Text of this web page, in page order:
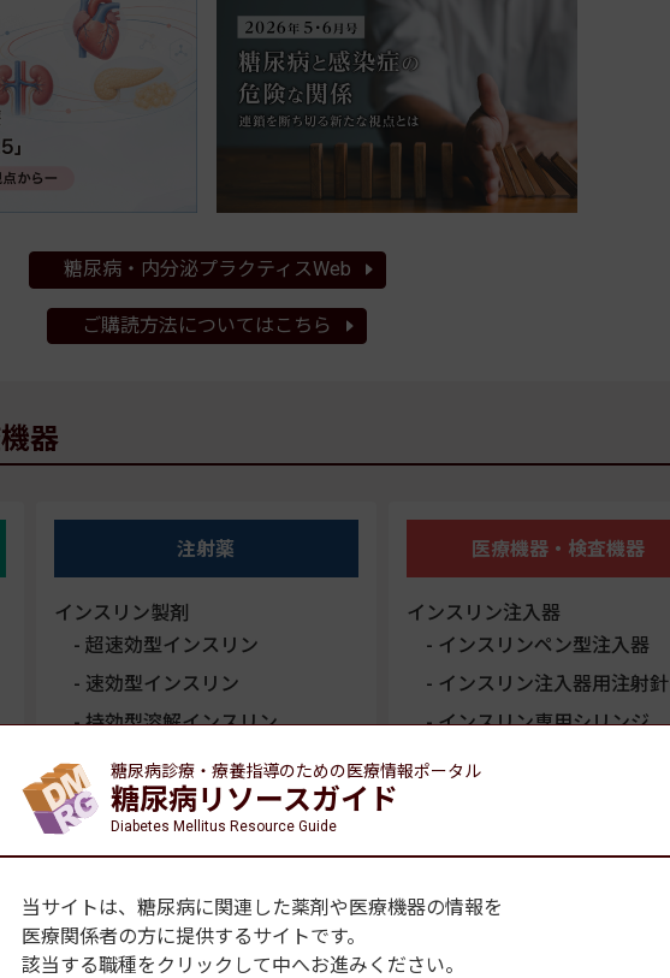
糖尿病・内分泌プラクティスWeb
ご購読方法についてはこちら
器
注射薬
インスリン製剤
超速効型インスリン
速効型インスリン
持効型溶解インスリン
中間型インスリン
混合型インスリン
配合溶解インスリン
GIP/GLP-1受容体作動薬
配合注射薬
医療機器・検査機器
インスリン注入器
インスリンペン型注入器
インスリン注入器用注射針
インスリン専用シリンジ
インスリンポンプ
穿刺器具
糖尿病診療・療養指導のための医療情報ポータル
糖尿病リソースガイド
Diabetes Mellitus Resource Guide
当サイトは、糖尿病に関連した薬剤や医療機器の情報を
医療関係者の方に提供するサイトです。
該当する職種をクリックして中へお進みください。